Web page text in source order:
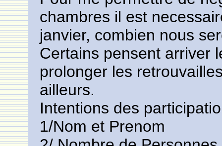
chambres il est
janvier, combien nous
Certains pensent arriver
prolonger les
ailleurs.
Intentions des
1/Nom et Prenom